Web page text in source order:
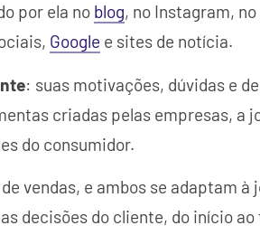
por ela no blog, no Instagram,
Google e sites de notícia.
: suas motivações, dúvidas e
criadas pelas empresas, a
do consumidor.
vendas, e ambos se adaptam à
decisões do cliente, do início